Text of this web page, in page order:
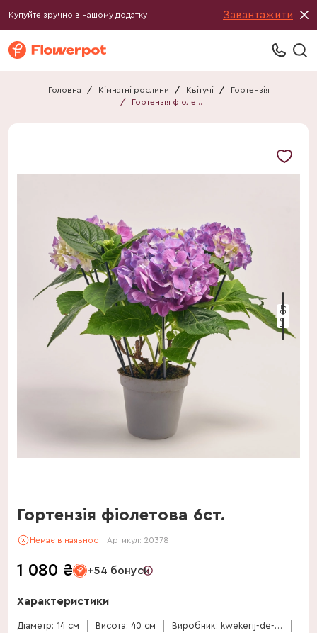
Купуйте зручно в нашому додатку Завантажити
Головна / Кімнатні рослини / Квітучі /
Гортензія
/
Гортензія фіолетова 6ст.
40 см
Гортензія фіолетова 6ст.
Немає в наявності Артикул: 20378
1 080 ₴ +54 бонуси
Характеристики
Діаметр: 14 см Висота: 40 см
Виробник: kwekerij-de-stadsweiden